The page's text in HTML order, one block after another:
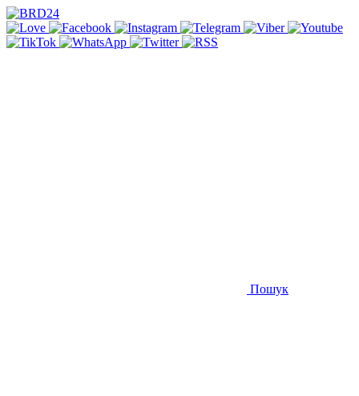
Пошук